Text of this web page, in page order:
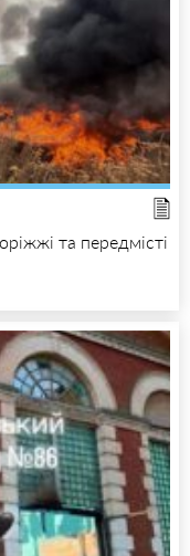
та передмісті